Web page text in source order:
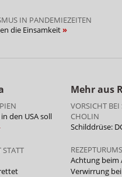
IN PANDEMIEZEITEN
die Einsamkeit
den USA soll
STATT
Mehr aus
VORSICHT
CHOLIN
Schilddrüse:
Achtung beim
Verwirrung